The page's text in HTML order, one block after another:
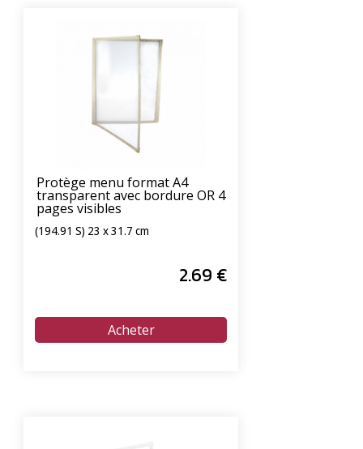
Protège menu format A4
transparent avec bordure OR 4
pages visibles
(194.91 S) 23 x 31.7 cm
2.69 €